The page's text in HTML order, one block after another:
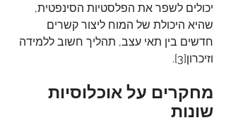
יכולים לשפר את הפלסטיות הסינפטית,
שהיא היכולת של המוח ליצור קשרים
חדשים בין תאי עצב, תהליך חשוב ללמידה
וזיכרון[3].
מחקרים על אוכלוסיות
שונות